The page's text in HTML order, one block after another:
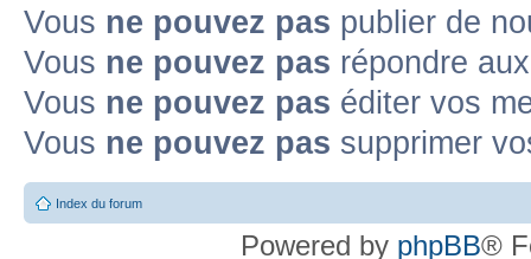
Vous ne pouvez pas publier de
Vous ne pouvez pas répondre
Vous ne pouvez pas éditer vos
Vous ne pouvez pas supprimer
Index du forum
Powered by phpBB®